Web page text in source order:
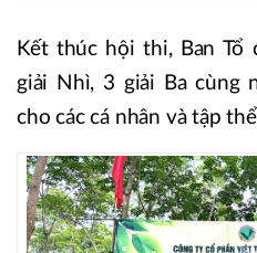
Kết thúc hội thi, Ban Tổ
giải Nhì, 3 giải Ba cùng
cho các cá nhân và tập